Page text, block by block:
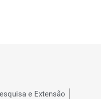
e Extensão